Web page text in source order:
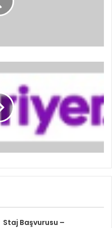
Staj Başvurusu –